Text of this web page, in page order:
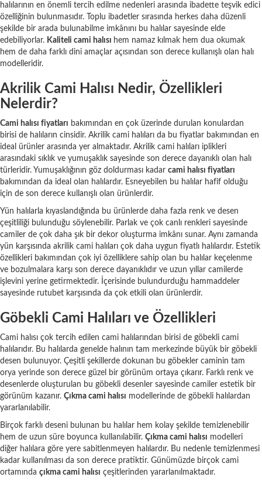
halılarının en önemli tercih edilme nedenleri arasında ibadette teşvik edici
özelliğinin bulunmasıdır. Toplu ibadetler sırasında herkes daha düzenli
şekilde bir arada bulunabilme imkânını bu halılar sayesinde elde
edebiliyorlar. Kaliteli cami halısı hem namaz kılmak hem dua okumak
hem de daha farklı dini amaçlar açısından son derece kullanışlı olan halı
modelleridir.
Akrilik Cami Halısı Nedir, Özellikleri
Nelerdir?
Cami halısı fiyatları bakımından en çok üzerinde durulan konulardan
birisi de halıların cinsidir. Akrilik cami halıları da bu fiyatlar bakımından en
ideal ürünler arasında yer almaktadır. Akrilik cami halıları iplikleri
arasındaki sıklık ve yumuşaklık sayesinde son derece dayanıklı olan halı
türleridir. Yumuşaklığının göz doldurması kadar cami halısı fiyatları
bakımından da ideal olan halılardır. Esneyebilen bu halılar hafif olduğu
için de son derece kullanışlı olan ürünlerdir.
Yün halılarla kıyaslandığında bu ürünlerde daha fazla renk ve desen
çeşitliliği bulunduğu söylenebilir. Parlak ve çok canlı renkleri sayesinde
camiler de çok daha şık bir dekor oluşturma imkânı sunar. Aynı zamanda
yün karşısında akrilik cami halıları çok daha uygun fiyatlı halılardır. Estetik
özellikleri bakımından çok iyi özelliklere sahip olan bu halılar keçelenme
ve bozulmalara karşı son derece dayanıklıdır ve uzun yıllar camilerde
işlevini yerine getirmektedir. İçerisinde bulundurduğu hammaddeler
sayesinde rutubet karşısında da çok etkili olan ürünlerdir.
Göbekli Cami Halıları ve Özellikleri
Cami halısı çok tercih edilen cami halılarından birisi de göbekli cami
halılarıdır. Bu halılarda genelde halının tam merkezinde büyük bir göbekli
desen bulunuyor. Çeşitli şekillerde dokunan bu göbekler caminin tam
orya yerinde son derece güzel bir görünüm ortaya çıkarır. Farklı renk ve
desenlerde oluşturulan bu göbekli desenler sayesinde camiler estetik bir
görünüm kazanır. Çıkma cami halısı modellerinde de göbekli halılardan
yararlanılabilir.
Birçok farklı deseni bulunan bu halılar hem kolay şekilde temizlenebilir
hem de uzun süre boyunca kullanılabilir. Çıkma cami halısı modelleri
diğer halılara göre yere sabitlenmeyen halılardır. Bu nedenle temizlenmesi
kadar kullanılması da son derece pratiktir. Günümüzde birçok cami
ortamında çıkma cami halısı çeşitlerinden yararlanılmaktadır.